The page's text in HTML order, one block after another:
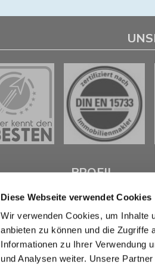
Diese Webseite verwendet Cookies
Wir verwenden Cookies, um Inhalte
anbieten zu können und die Zugriffe
Informationen zu Ihrer Verwendung
und Analysen weiter. Unsere
PROFIL
Braunschweig
Verkauf und bei der
Immobilie zur Seite.